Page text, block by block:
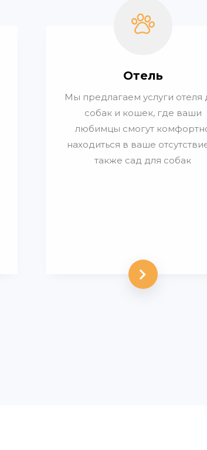
Отель
Мы предлагаем услуги отеля
собак и кошек, где ваши
любимцы смогут
находиться в ваше
также сад для собак